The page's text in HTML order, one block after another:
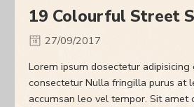
19 Colourful Street
27/09/2017
Lorem ipsum dosectetur
consectetur Nulla fringilla purus at
accumsan leo vel tempor. Sit amet